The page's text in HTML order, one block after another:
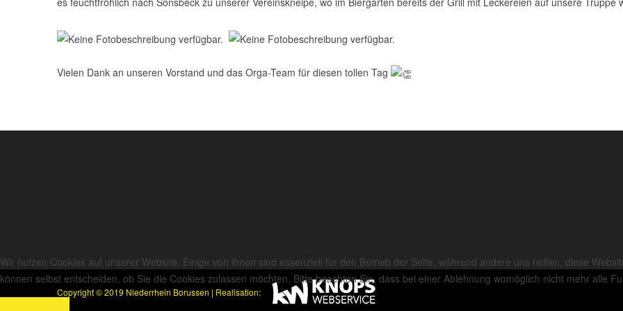
Vielen Dank an unseren Vorstand und das Orga-Team für diesen tollen Tag
Copyright © 2019 Niederrhein Borussen | Realisation:
Wir nutzen Cookies auf unserer Website. Einige von ihnen sind essenziell für den Betrieb der Seite, während andere uns helfen, diese
können selbst entscheiden, ob Sie die Cookies zulassen möchten. Bitte beachten Sie, dass bei einer Ablehnung womöglich nicht mehr alle